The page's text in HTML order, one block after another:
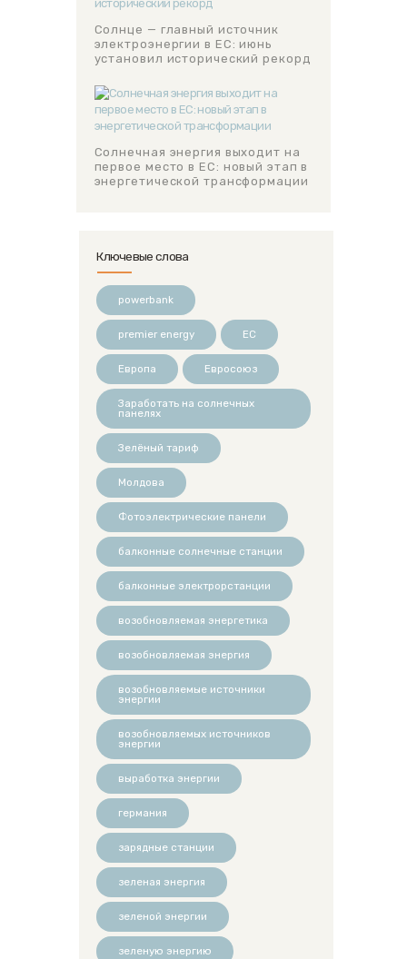
Солнце — главный источник
электроэнергии в ЕС: июнь
установил исторический рекорд
Солнечная энергия выходит на
первое место в ЕС: новый этап в
энергетической трансформации
Ключевые слова
powerbank
premier energy ЕС
Европа Евросоюз
Заработать на солнечных
панелях
Зелёный тариф
Молдова
Фотоэлектрические панели
балконные солнечные станции
балконные электрорстанции
возобновляемая энергетика
возобновляемая энергия
возобновляемые источники
энергии
возобновляемых источников
энергии
выработка энергии
германия
зарядные станции
зеленая энергия
зеленой энергии
зеленую энергию